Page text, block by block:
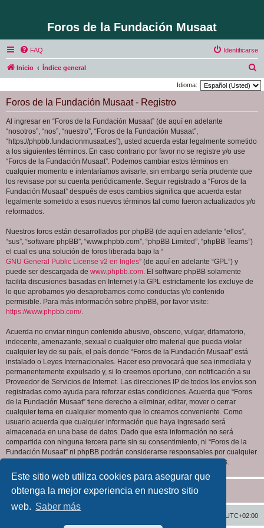
Este sitio web utiliza cookies para asegurar que
obtenga la mejor experiencia en nuestro sitio
web. Saber más
Foros de la Fundación Musaat
FAQ Identificarse
Inicio Índice general
u
Idioma:
Foros de la Fundación Musaat - Registro
Al ingresar en “Foros de la Fundación Musaat” (de aquí en adelante
“nosotros”, “nos”, “nuestro”, “Foros de la Fundación Musaat”,
“https://phpbb.fundacionmusaat.es”), usted acuerda estar legalmente sometido
a los siguientes términos. En caso contrario por favor no se registre y/o use
“Foros de la Fundación Musaat”. Podemos cambiar estos términos en
cualquier momento e intentaríamos avisarle, sin embargo sería prudente que
los revisase por su cuenta periódicamente. Seguir registrado a “Foros de la
Fundación Musaat” después de esos cambios significa que acuerda estar
legalmente sometido a esos nuevos términos tal como fueron actualizados y/o
reformados.
Nuestros foros están desarrollados por phpBB (de aquí en adelante “ellos”,
“sus”, “software phpBB”, “www.phpbb.com”, “phpBB Limited”, “phpBB Teams”)
el cual es una solución de foros liberada bajo la “
GNU General Public License v2 en Ingles” (de aquí en adelante “GPL”) y
puede ser descargada de www.phpbb.com. El software phpBB solamente
facilita discusiones basadas en Internet y la GPL estrictamente los excluye de
lo que aprobamos y/o desaprobamos como conductas y/o contenido
permisible. Para más información sobre phpBB, por favor visite:
https://www.phpbb.com/.
Acuerda no enviar ningun contenido abusivo, obsceno, vulgar, difamatorio,
indecente, amenazante, sexual o cualquier otro material que pueda violar
cualquier ley de su país, el país donde “Foros de la Fundación Musaat” está
instalado o Leyes Internacionales. Hacer eso provocará que sea inmediata y
permanentemente expulsado y, si lo creemos oportuno, con notificación a su
Proveedor de Servicios de Internet. Las direcciones IP de todos los envíos son
registradas como ayuda para reforzar estas condiciones. Acuerda que “Foros
de la Fundación Musaat” tiene derecho a eliminar, editar, mover o cerrar
cualquier tema en cualquier momento que lo creamos conveniente. Como
usuario acuerda que cualquier información que haya ingresado será
almacenada en una base de datos. Dado que esta información no será
compartida con ninguna tercera parte sin su consentimiento, ni “Foros de la
Fundación Musaat” ni phpBB podrán considerarse responsables por cualquier
intento de hacking que conlleve a que los datos sean comprometidos.
UTC+02:00